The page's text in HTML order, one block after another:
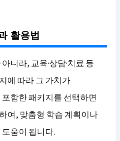
활용법
니라, 교육·상담·치료 등
에 따라 그 가치가
함한 패키지를 선택하면
여, 맞춤형 학습 계획이나
움이 됩니다.